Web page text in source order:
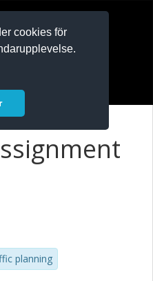
cookies för
planning